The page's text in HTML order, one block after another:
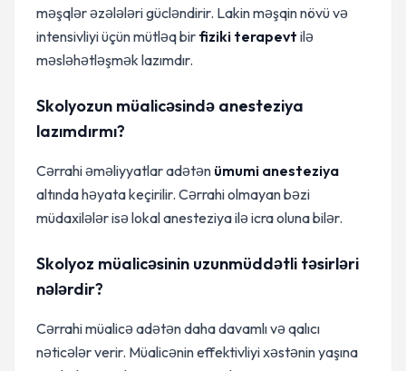
məşqlər əzələləri gücləndirir. Lakin məşqin növü və
intensivliyi üçün mütləq bir fiziki terapevt ilə
məsləhətləşmək lazımdır.
Skolyozun müalicəsində anesteziya
lazımdırmı?
Cərrahi əməliyyatlar adətən ümumi anesteziya
altında həyata keçirilir. Cərrahi olmayan bəzi
müdaxilələr isə lokal anesteziya ilə icra oluna bilər.
Skolyoz müalicəsinin uzunmüddətli təsirləri
nələrdir?
Cərrahi müalicə adətən daha davamlı və qalıcı
nəticələr verir. Müalicənin effektivliyi xəstənin yaşına